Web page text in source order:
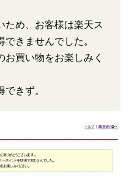
ため、お客様は楽天ス
きませんでした。
お買い物をお楽しみく
きず。